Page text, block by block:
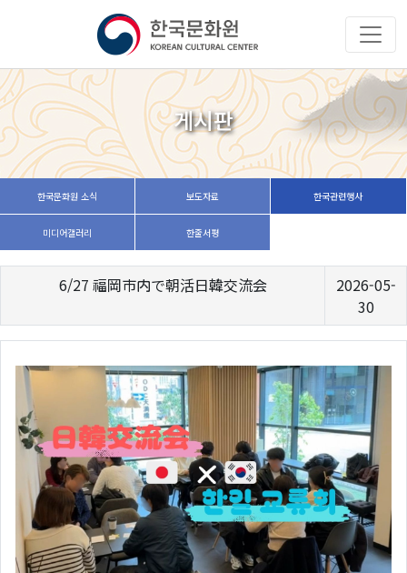
게시판
한국문화원 소식 보도자료 한국관련행사
미디어갤러리 한줄서평
6/27 福岡市内で朝活日韓交流会
2026-05-
30